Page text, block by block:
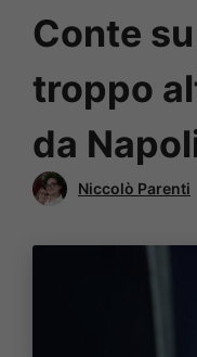
Conte
troppo
da
Niccolò Parenti